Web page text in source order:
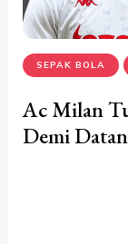
SEPAK BOLA
Ac Milan
Demi